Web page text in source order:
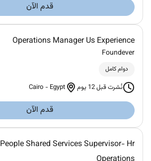
قدم الآن
Operations Manager Us Experience
Foundever
دوام كامل
نُشرت قبل 12 يوم Cairo - Egypt
قدم الآن
People Shared Services Supervisor- Hr